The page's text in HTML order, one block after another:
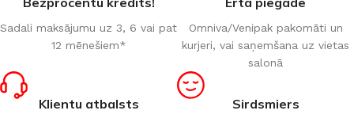
Sadali maksājumu uz 3, 6 vai pat
12 mēnešiem*
Omniva/Venipak pakomāti un
kurjeri, vai saņemšana uz vietas
salonā
Klientu atbalsts Sirdsmiers